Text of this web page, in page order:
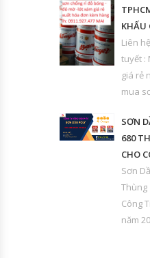
KHẤU
Liên
tuyết :
giá rẻ
mua
SƠN
680
CHO
Sơn
Thùng
Công
năm